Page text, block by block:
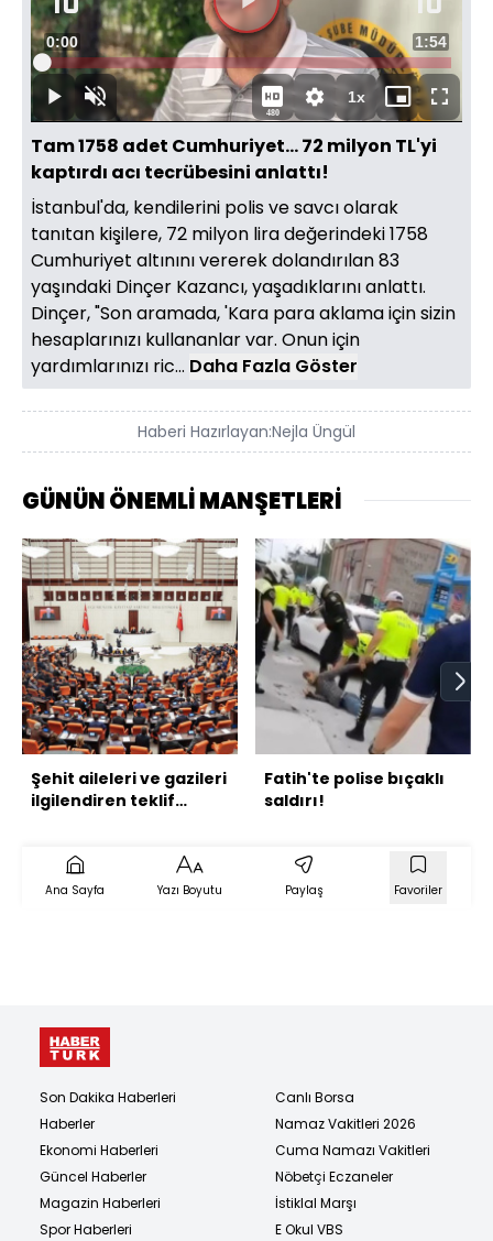
DuraklatSesi
Aç
Süre
0:01 Toplam
Süre
1:54
480
Yüklendi:
1.55%
1xOynatma
Hızı
Mini
oynatıcı
Tam
Ekran
Tam 1758 adet Cumhuriyet... 72 milyon TL'yi
kaptırdı acı tecrübesini anlattı!
İstanbul'da, kendilerini polis ve savcı olarak
tanıtan kişilere, 72 milyon lira değerindeki 1758
Cumhuriyet altınını vererek dolandırılan 83
yaşındaki Dinçer Kazancı, yaşadıklarını anlattı.
Dinçer, "Son aramada, 'Kara para aklama için sizin
hesaplarınızı kullananlar var. Onun için
yardımlarınızı ric... Daha Fazla Göster
Haberi Hazırlayan:Nejla Üngül
GÜNÜN ÖNEMLİ MANŞETLERİ
Şehit aileleri ve gazileri
ilgilendiren teklif
Fatih'te polise bıçaklı
saldırı!
Ana Sayfa Yazı Boyutu Paylaş Favoriler
Son Dakika Haberleri
Haberler
Ekonomi Haberleri
Güncel Haberler
Magazin Haberleri
Spor Haberleri
Canlı Borsa
Namaz Vakitleri 2026
Cuma Namazı Vakitleri
Nöbetçi Eczaneler
İstiklal Marşı
E Okul VBS